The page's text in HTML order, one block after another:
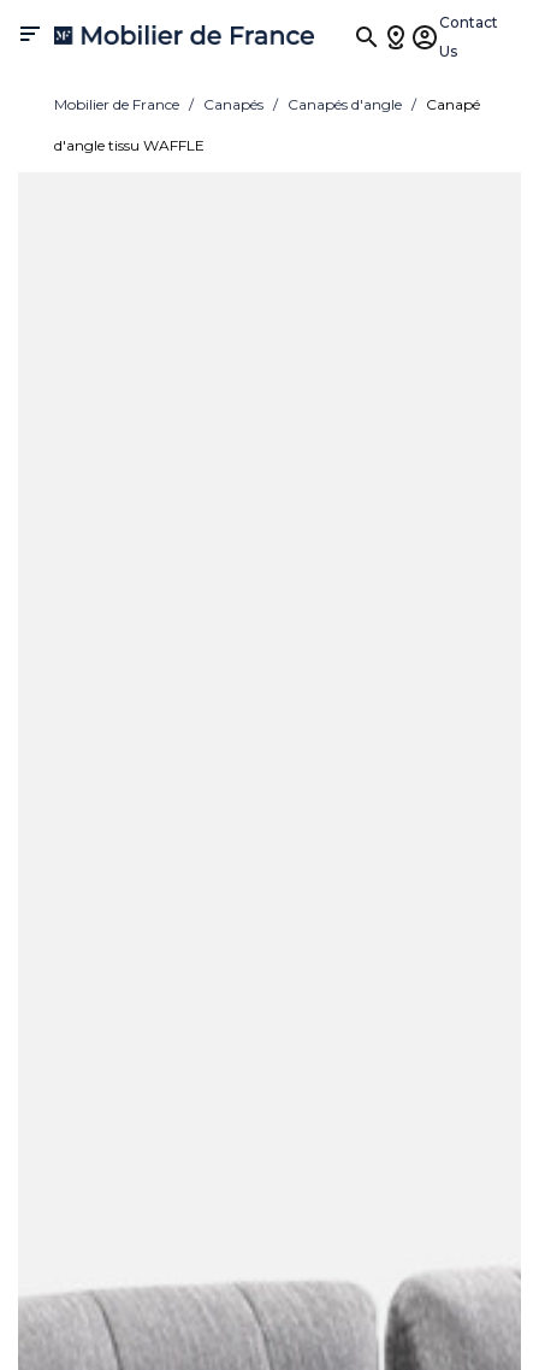

Contact
Us
Mobilier de France Canapés Canapés d'angle Canapé
d'angle tissu WAFFLE